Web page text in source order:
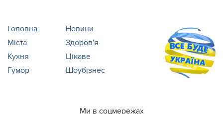
Головна
Новини
Міста
Здоров'я
Кухня
Цікаве
Гумор
Шоубізнес
Ми в соцмережах